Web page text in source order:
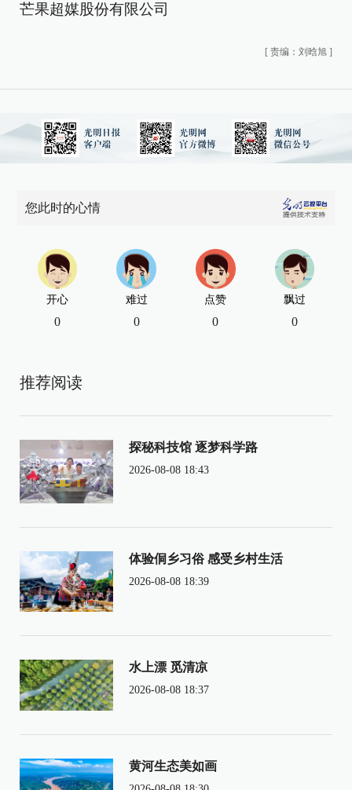
芒果超媒股份有限公司
[ 责编：刘晗旭 ]
您此时的心情
开心
0
难过
0
点赞
0
飘过
0
推荐阅读
探秘科技馆 逐梦科学路
2026-08-08 18:43
体验侗乡习俗 感受乡村生活
2026-08-08 18:39
水上漂 觅清凉
2026-08-08 18:37
黄河生态美如画